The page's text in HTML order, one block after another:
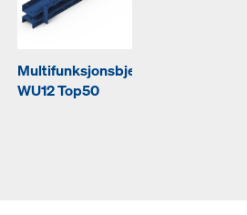
Multifunksjonsbjelke
WU12 Top50